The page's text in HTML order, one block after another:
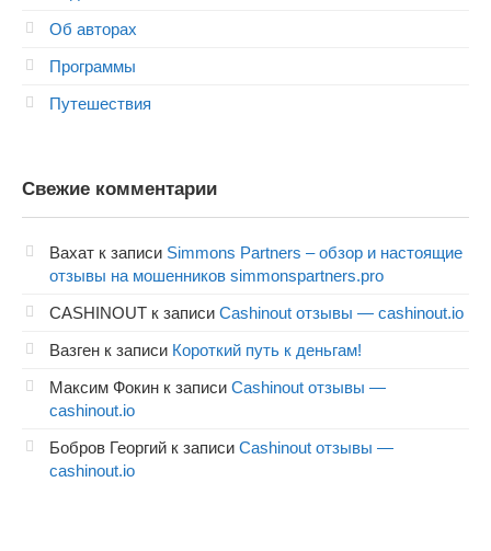
Об авторах
Программы
Путешествия
Свежие комментарии
Вахат к записи Simmons Partners – обзор и настоящие
отзывы на мошенников simmonspartners.pro
CASHINOUT к записи Cashinout отзывы — cashinout.io
Вазген к записи Короткий путь к деньгам!
Максим Фокин к записи Cashinout отзывы —
cashinout.io
Бобров Георгий к записи Cashinout отзывы —
cashinout.io